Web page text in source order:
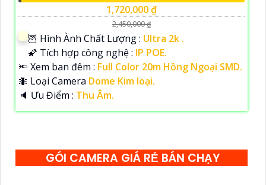
1,720,000 ₫
2,450,000 ₫
🦉 Hình Ành Chất Lượng : Ultra 2k .
🌠 Tích hợp công nghệ : IP POE.
🔦 Xem ban đêm : Full Color 20m Hồng Ngoại SMD.
🐜 Loại Camera Dome Kim loại.
️🔈 Ưu Điểm : Thu Âm.
GÓI CAMERA GIÁ RẺ BÁN CHẠY